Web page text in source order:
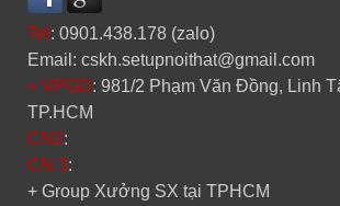
Tel : 0901.438.178 (zalo)
Email: cskh.setupnoithat@gmail.com
+ VPGD: 981/2 Phạm Văn Đồng, Linh
TP.HCM
CN2:
CN 3:
+ Group Xưởng SX tại TPHCM